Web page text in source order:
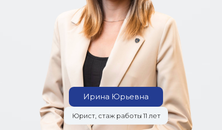
Ирина Юрьевна
Юрист, стаж работы 11 лет